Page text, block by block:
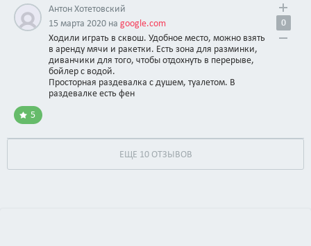
Антон Хотетовский
15 марта 2020 на google.com
Ходили играть в сквош. Удобное место, можно взять
в аренду мячи и ракетки. Есть зона для разминки,
диванчики для того, чтобы отдохнуть в перерыве,
бойлер с водой.
Просторная раздевалка с душем, туалетом. В
раздевалке есть фен
0
5
ЕЩЕ 10 ОТЗЫВОВ